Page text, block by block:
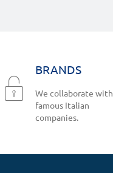
BRANDS
We collaborate with
famous Italian
companies.